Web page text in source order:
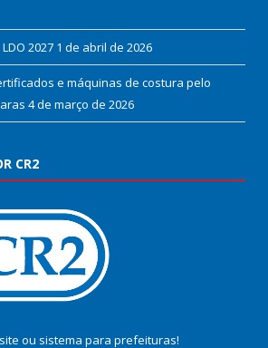
LDO 2027 1 de abril de 2026
e máquinas de costura pelo
4 de março de 2026
CR2
ou sistema para prefeituras!